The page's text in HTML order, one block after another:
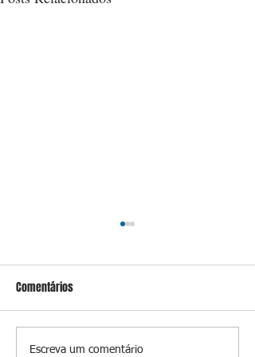
Comentários
Escreva um comentário